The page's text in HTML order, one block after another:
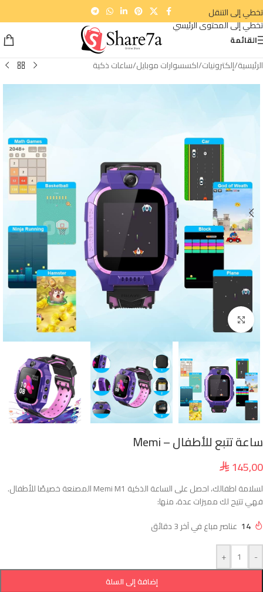
تخطي إلى التنقل
تخطي إلى المحتوى الرئيسي
القائمة
الرئيسية/إلكترونيات/اكسسوارات موبايل/ساعات ذكية
انقر للتكبير
ساعة تتبع للأطفال – Memi
⃁145,00
لسلامة اطفالك، احصل على الساعة الذكية Memi M1 المصنعة خصيصًا للأطفال.
فهي تتيح لك مميزات عدة، منها:
14 عناصر مباع في آخر 3 دقائق
-
+
إضافة إلى السلة